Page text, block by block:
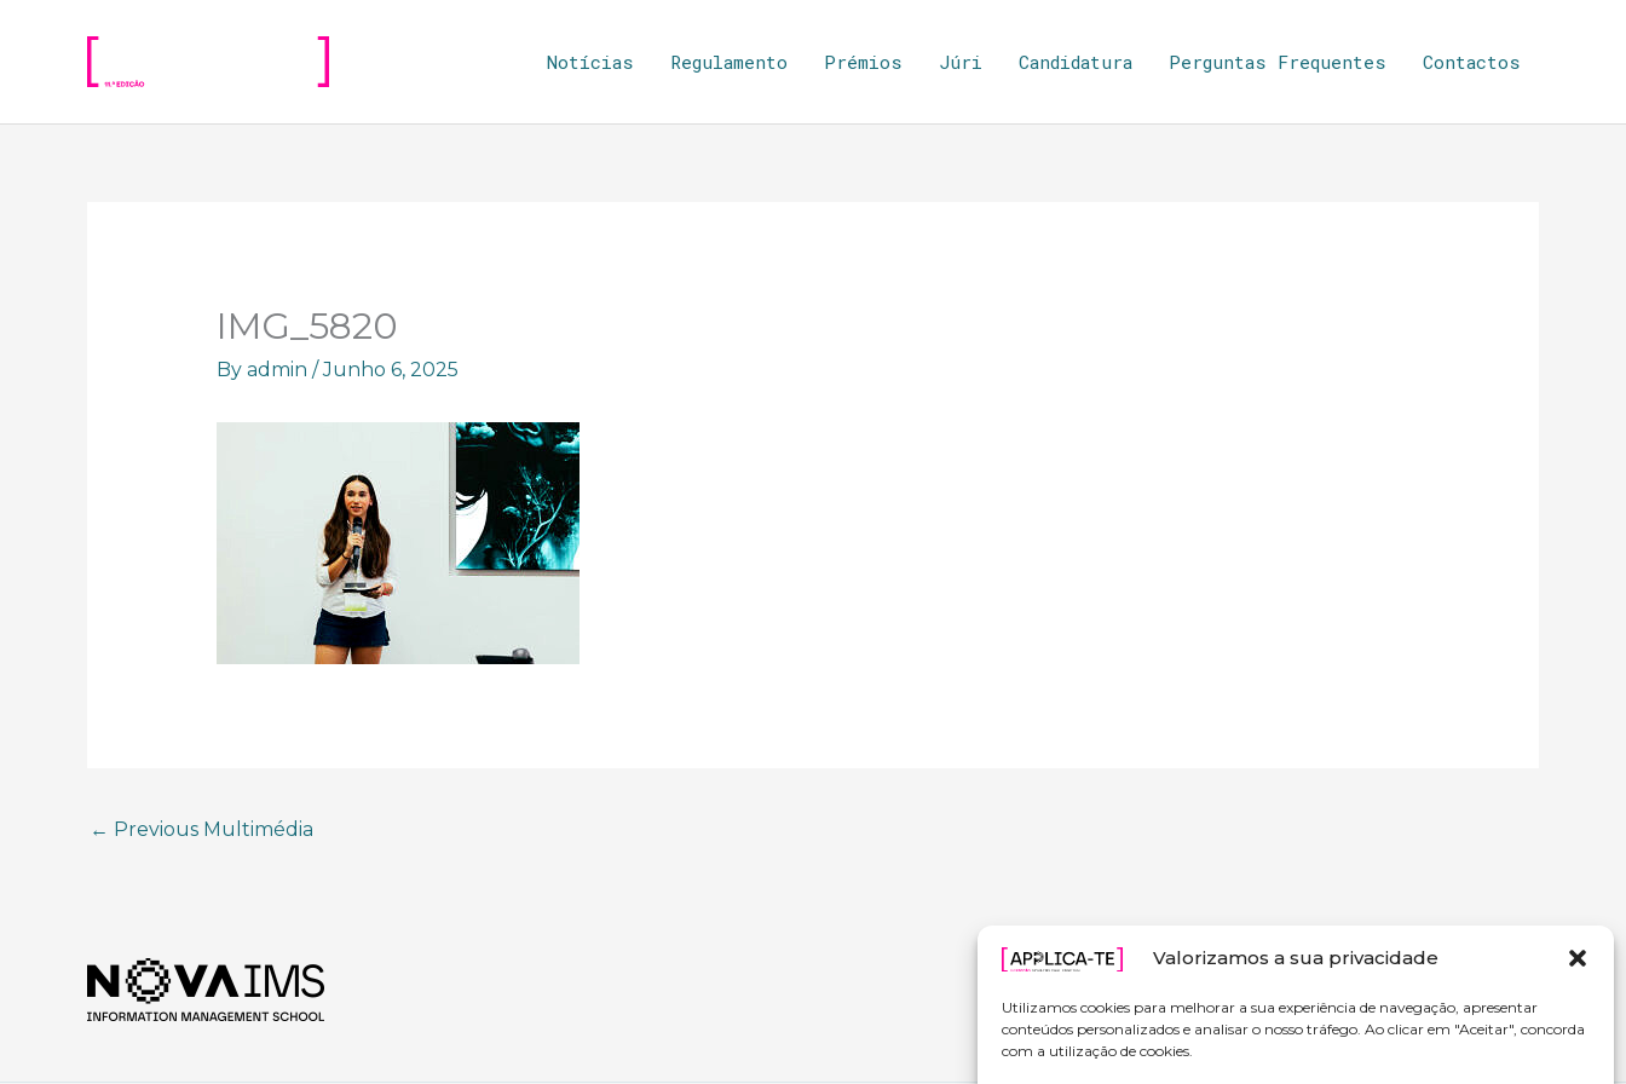
Valorizamos a sua privacidade
Utilizamos cookies para melhorar a sua experiência de navegação, apresentar
conteúdos personalizados e analisar o nosso tráfego. Ao clicar em "Aceitar", concorda
com a utilização de cookies.
Notícias Regulamento Prémios Júri Candidatura Perguntas Frequentes Contactos
IMG_5820
By admin /Junho 6, 2025
← Previous Multimédia